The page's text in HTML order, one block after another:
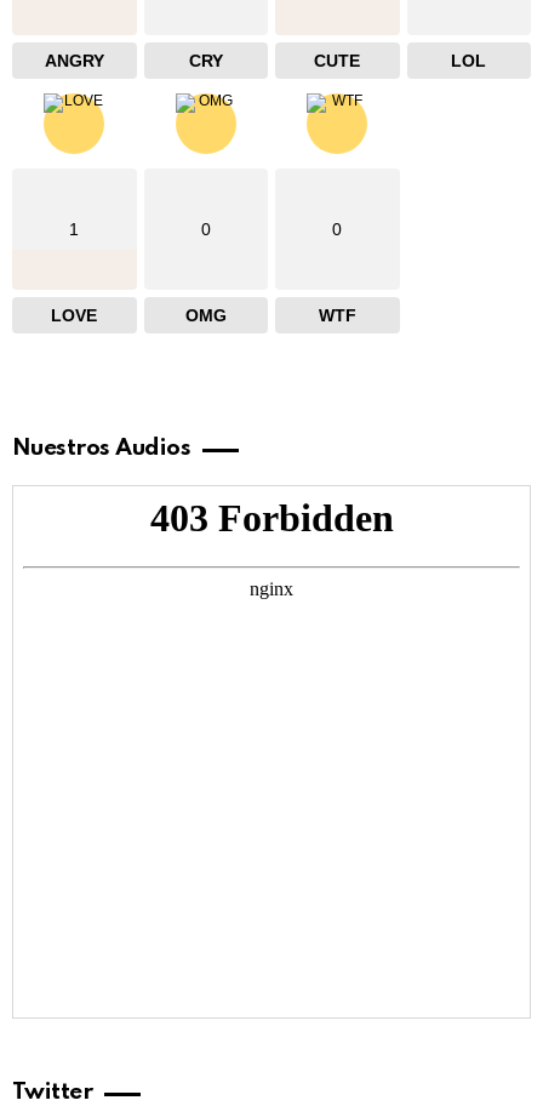
ANGRY CRY CUTE LOL
1
LOVE
0
OMG
0
WTF
Nuestros Audios
Twitter